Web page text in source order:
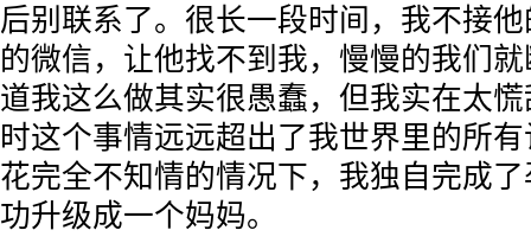
后别联系了。很长一段时间，我不接
的微信，让他找不到我，慢慢的我们
道我这么做其实很愚蠢，但我实在太
时这个事情远远超出了我世界里的所
花完全不知情的情况下，我独自完成
功升级成一个妈妈。